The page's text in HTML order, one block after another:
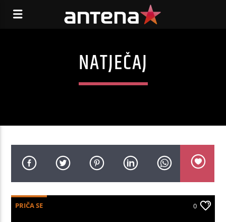
NATJEČAJ
PRIČA SE 0